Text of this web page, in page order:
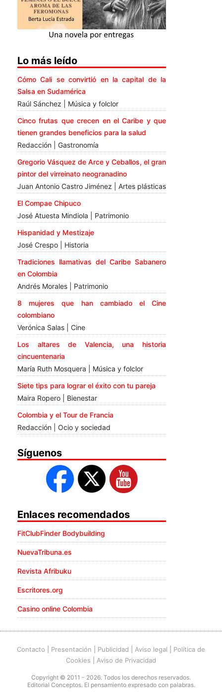
Lo más leído
Cómo Cali se convirtió en la capital de la
Salsa en Sudamérica
Raúl Sánchez | Música y folclor
Cinco frutas que crecen en el Caribe y que
tienen grandes beneficios para la salud
Redacción | Gastronomía
Gregorio Vásquez de Arce y Ceballos, el gran
pintor del virreinato neogranadino
Juan Antonio Castro Jiménez | Artes plásticas
El Compae Chipuco
José Atuesta Mindiola | Patrimonio
Hispanidad y Mestizaje
José Crespo | Historia
Tradiciones llamativas del Caribe Sabanero
en Colombia
Andrés Morales | Patrimonio
8 mujeres que han cambiado el Cine
colombiano
Verónica Salas | Cine
Los altares de Valencia, una historia
cincuentenaria
María Ruth Mosquera | Música y folclor
Siete tips para lograr el éxito con tu pareja
Maira Ropero | Bienestar
Colombia y el Tour de Francia
Redacción | Ocio y sociedad
Síguenos
Enlaces recomendados
FitClubFinder Bodybuilding
NuevaTribuna.es
Revista Afribuku
Escritores.org
Casino online Colombia
Contacto Presentación Publicidad Aviso legal
Política de
Cookies
Aviso de Privacidad
Copyright © 2011 - 2026. Todos los derechos reservados.
Editorial Conceptos. El pensamiento expresado con palabras.